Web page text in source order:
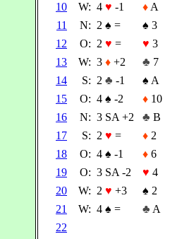
10
W: 4 ♥ -1 ♦ A
11
N: 2 ♠ = ♠ 3
12
O: 2 ♥ = ♥ 3
13
W: 3 ♦ +2 ♣ 7
14
S: 2 ♣ -1 ♠ A
15
O: 4 ♠ -2 ♦ 10
16
N: 3 SA +2 ♣ B
17
S: 2 ♥ = ♦ 2
18
O: 4 ♠ -1 ♦ 6
19
O: 3 SA -2 ♥ 4
20
W: 2 ♥ +3 ♠ 2
21
W: 4 ♠ = ♣ A
22